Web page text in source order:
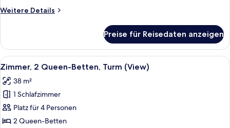
anzeigen
Weitere Details
Weitere
2 Queen-
Betten,
Parkblick,
Preise für Reisedaten anzeigen
Alle
Fotos
für
Zimmer,
2 Queen-
Betten,
Ein Hotelzimmer mit zwei Betten,
8
Zimmer, 2 Queen-Betten, Turm (View)
38 m²
1 Schlafzimmer
Platz für 4 Personen
2 Queen-Betten